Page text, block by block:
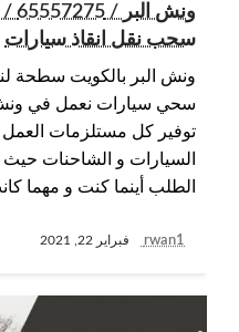
سحب نقل انقاذ سيارات
ونش البر بالكويت سطحة
سحي سيارات نعمل في
توفير كل مستلزمات
السيارات و الشاحنات حيث
الطلب أينما كنت و مهما
rwan1 فبراير 22, 2021